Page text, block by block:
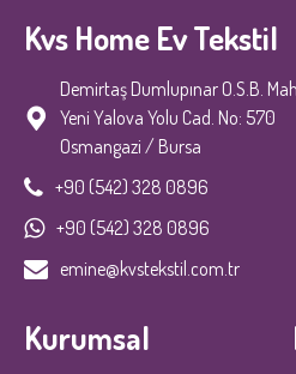
Kvs Home Ev Tekstil
Demirtaş Dumlupınar O.S.B.
Yeni Yalova Yolu Cad. No: 570
Osmangazi / Bursa
+90 (542) 328 0896
+90 (542) 328 0896
emine@kvstekstil.com.tr
Kurumsal